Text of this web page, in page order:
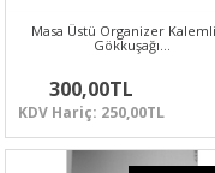
Masa Üstü Organizer
Gökkuşağı…
300,00TL
KDV Hariç: 250,00TL